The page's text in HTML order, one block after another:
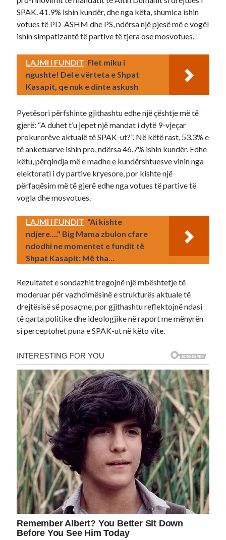
SPAK. 41.9% ishin kundër, dhe nga këta, shumica ishin
votues të PD-ASHM dhe PS, ndërsa një pjesë më e vogël
ishin simpatizantë të partive të tjera ose mosvotues.
LAJMI I FUNDIT Flet miku i
ngushte! Del e vërteta e Shpat
Kasapit, qe nuk e dinte askush
Pyetësori përfshinte gjithashtu edhe një çështje më të
gjerë: “A duhet t’u jepet një mandat i dytë 9-vjeçar
prokurorëve aktualë të SPAK-ut?”. Në këtë rast, 53.3% e
të anketuarve ishin pro, ndërsa 46.7% ishin kundër. Edhe
këtu, përqindja më e madhe e kundërshtuesve vinin nga
elektorati i dy partive kryesore, por kishte një
përfaqësim më të gjerë edhe nga votues të partive të
vogla dhe mosvotues.
LAJMI I FUNDIT "Ai kishte
ndjere...." Big Mama zbulon cfare
ndodhi ne momentet e fundit të
Shpat Kasapit: Më tha…
Rezultatet e sondazhit tregojnë një mbështetje të
moderuar për vazhdimësinë e strukturës aktuale të
drejtësisë së posaçme, por gjithashtu reflektojnë ndasi
të qarta politike dhe ideologjike në raport me mënyrën
si perceptohet puna e SPAK-ut në këto vite.